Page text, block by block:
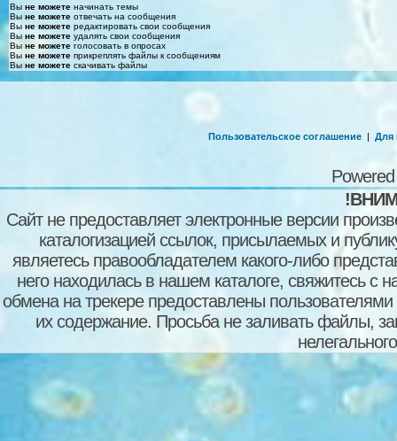
Вы не можете начинать темы
Вы не можете отвечать на сообщения
Вы не можете редактировать свои сообщения
Вы не можете удалять свои сообщения
Вы не можете голосовать в опросах
Вы не можете прикреплять файлы к сообщениям
Вы не можете скачивать файлы
Пользовательское соглашение | Для
Сайт не предоставляет электронные версии
каталогизацией ссылок, присылаемых и
являетесь правообладателем какого-либо
него находилась в нашем каталоге, свяжитесь
обмена на трекере предоставлены пользователями
их содержание. Просьба не заливать файлы,